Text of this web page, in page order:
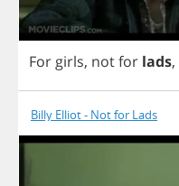
For girls, notfor lads,
Billy Elliot - Not for Lads